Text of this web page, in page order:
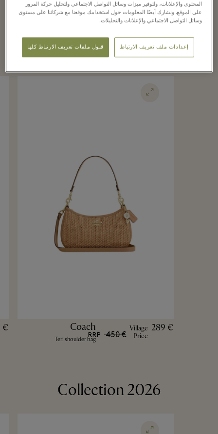
Recently seen in the
boutique
€ Coach
Teri shoulder bag
Village
Price
289 €
RRP 450 €
2026 Collection
المحتوى والإعلانات، ولتوفير ميزات وسائل التواصل الاجتماعي ولتحليل حركة المرور
على الموقع. ونشارك أيضًا المعلومات حول استخدامك موقعنا مع شركائنا على مستوى
وسائل التواصل الاجتماعي والإعلانات والتحليلات.
إعدادات ملف تعريف الارتباط قبول ملفات تعريف الارتباط كلها